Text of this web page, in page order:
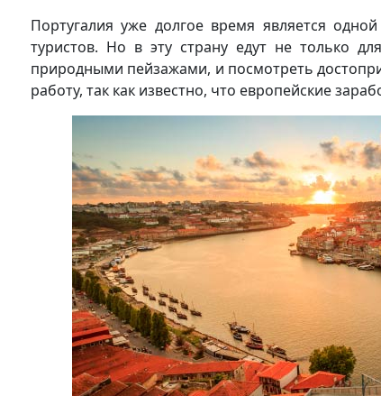
Португалия уже долгое время является
туристов. Но в эту страну едут не только
природными пейзажами, и посмотреть
работу, так как известно, что европейские